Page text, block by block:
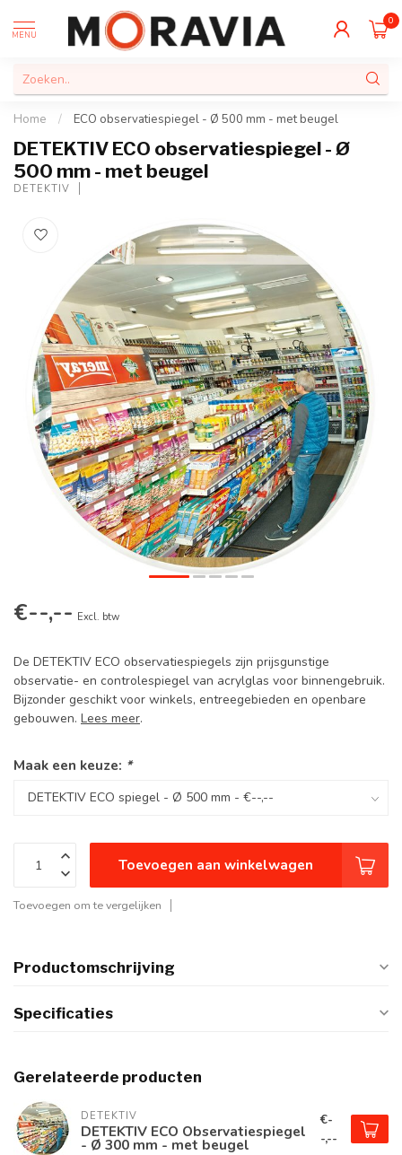
MENU
0
Home / ECO observatiespiegel - Ø 500 mm - met beugel
DETEKTIV ECO observatiespiegel - Ø
500 mm - met beugel
DETEKTIV
€--,-- Excl. btw
De DETEKTIV ECO observatiespiegels zijn prijsgunstige
observatie- en controlespiegel van acrylglas voor binnengebruik.
Bijzonder geschikt voor winkels, entreegebieden en openbare
gebouwen. Lees meer.
Maak een keuze: *
Toevoegen aan winkelwagen
Toevoegen om te vergelijken
Productomschrijving
Specificaties
Gerelateerde producten
DETEKTIV
DETEKTIV ECO Observatiespiegel
- Ø 300 mm - met beugel
€-
-,--